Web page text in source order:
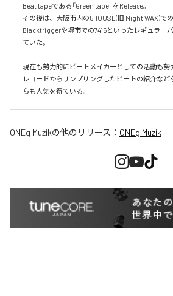
Beat tapeである「Green tape」をRelease。
その後は、大阪市内の5HOUSE(旧 Night WAX)での
Blacktriggerや堺市での7415といったレギュラー
ていた。
現在も勢力的にビートメイカーとしての活動も勢
レコードからサンプリングしたビートの紹介な
らも人気を得ている。
ONEg Muzikの他のリリース： ONEg Muzik